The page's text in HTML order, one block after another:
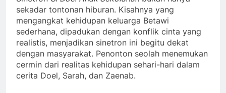
sekadar tontonan hiburan. Kisahnya yang
mengangkat kehidupan keluarga Betawi
sederhana, dipadukan dengan konflik cinta yang
realistis, menjadikan sinetron ini begitu dekat
dengan masyarakat. Penonton seolah menemukan
cermin dari realitas kehidupan sehari-hari dalam
cerita Doel, Sarah, dan Zaenab.